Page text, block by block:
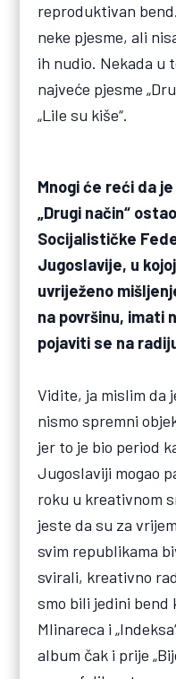
reproduktivan
neke pjesme, ali
ih nudio. Nekada u
najveće pjesme
„Lile su kiše“.
Mnogi će reći da
„Drugi način“
Socijalističke
Jugoslavije, u
uvriježeno
na površinu, imati
pojaviti se na
Vidite, ja mislim da
nismo spremni
jer to je bio period
Jugoslaviji mogao
roku u kreativnom
jeste da su za
svim republikama
svirali, kreativno
smo bili jedini bend
Mlinareca i
album čak i prije